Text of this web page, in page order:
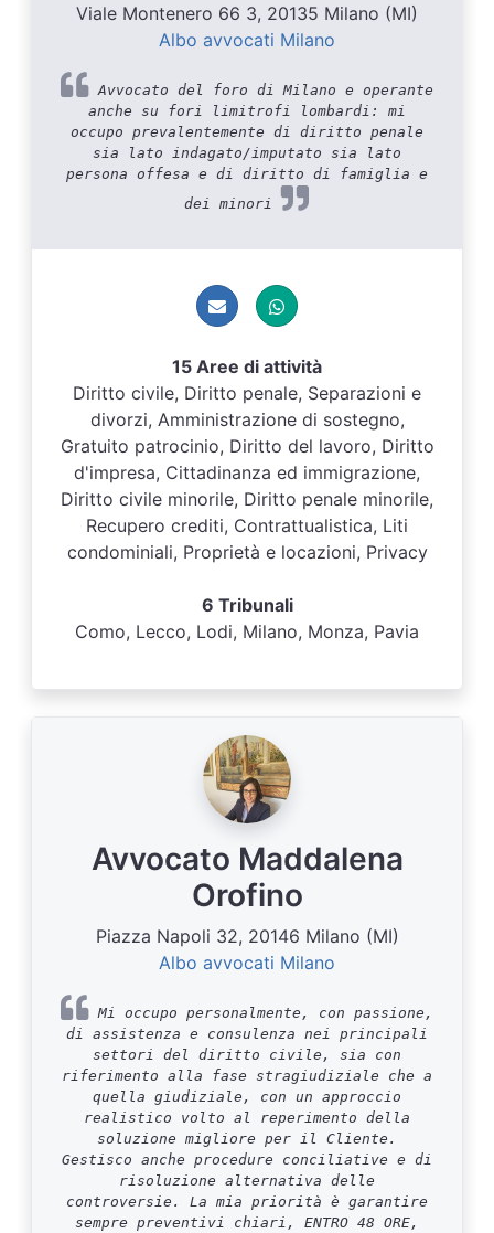
Viale Montenero 66 3, 20135 Milano (MI)
Albo avvocati Milano
Avvocato del foro di Milano e operante
anche su fori limitrofi lombardi: mi
occupo prevalentemente di diritto penale
sia lato indagato/imputato sia lato
persona offesa e di diritto di famiglia e
dei minori
15 Aree di attività
Diritto civile, Diritto penale, Separazioni e
divorzi, Amministrazione di sostegno,
Gratuito patrocinio, Diritto del lavoro, Diritto
d'impresa, Cittadinanza ed immigrazione,
Diritto civile minorile, Diritto penale minorile,
Recupero crediti, Contrattualistica, Liti
condominiali, Proprietà e locazioni, Privacy
6 Tribunali
Como, Lecco, Lodi, Milano, Monza, Pavia
Avvocato Maddalena
Orofino
Piazza Napoli 32, 20146 Milano (MI)
Albo avvocati Milano
Mi occupo personalmente, con passione,
di assistenza e consulenza nei principali
settori del diritto civile, sia con
riferimento alla fase stragiudiziale che a
quella giudiziale, con un approccio
realistico volto al reperimento della
soluzione migliore per il Cliente.
Gestisco anche procedure conciliative e di
risoluzione alternativa delle
controversie. La mia priorità è garantire
sempre preventivi chiari, ENTRO 48 ORE,